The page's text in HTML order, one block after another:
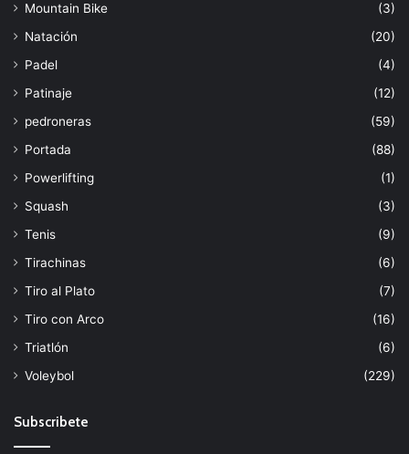
Mountain Bike
(3)
Natación
(20)
Padel
(4)
Patinaje
(12)
pedroneras
(59)
Portada
(88)
Powerlifting
(1)
Squash
(3)
Tenis
(9)
Tirachinas
(6)
Tiro al Plato
(7)
Tiro con Arco
(16)
Triatlón
(6)
Voleybol
(229)
Subscribete